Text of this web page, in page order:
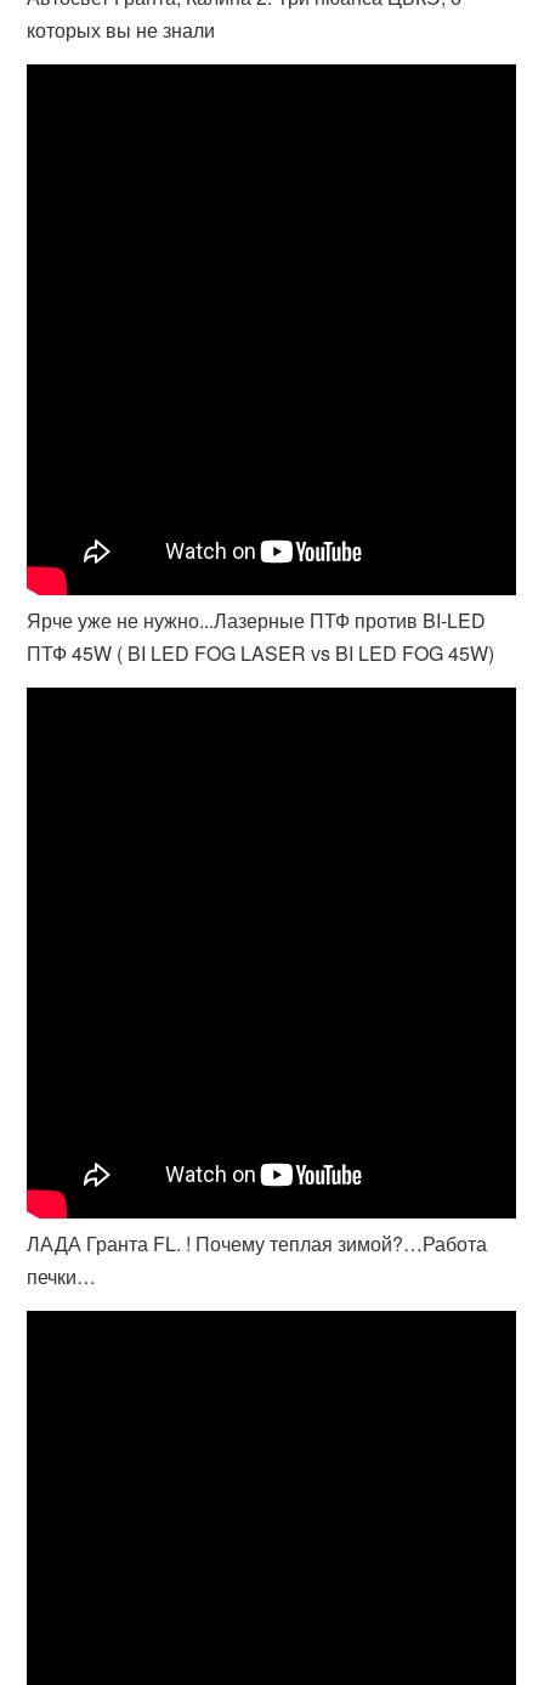
которых вы не знали
Ярче уже не нужно...Лазерные ПТФ против BI-LED
ПТФ 45W ( BI LED FOG LASER vs BI LED FOG 45W)
ЛАДА Гранта FL. ! Почему теплая зимой?…Работа
печки…